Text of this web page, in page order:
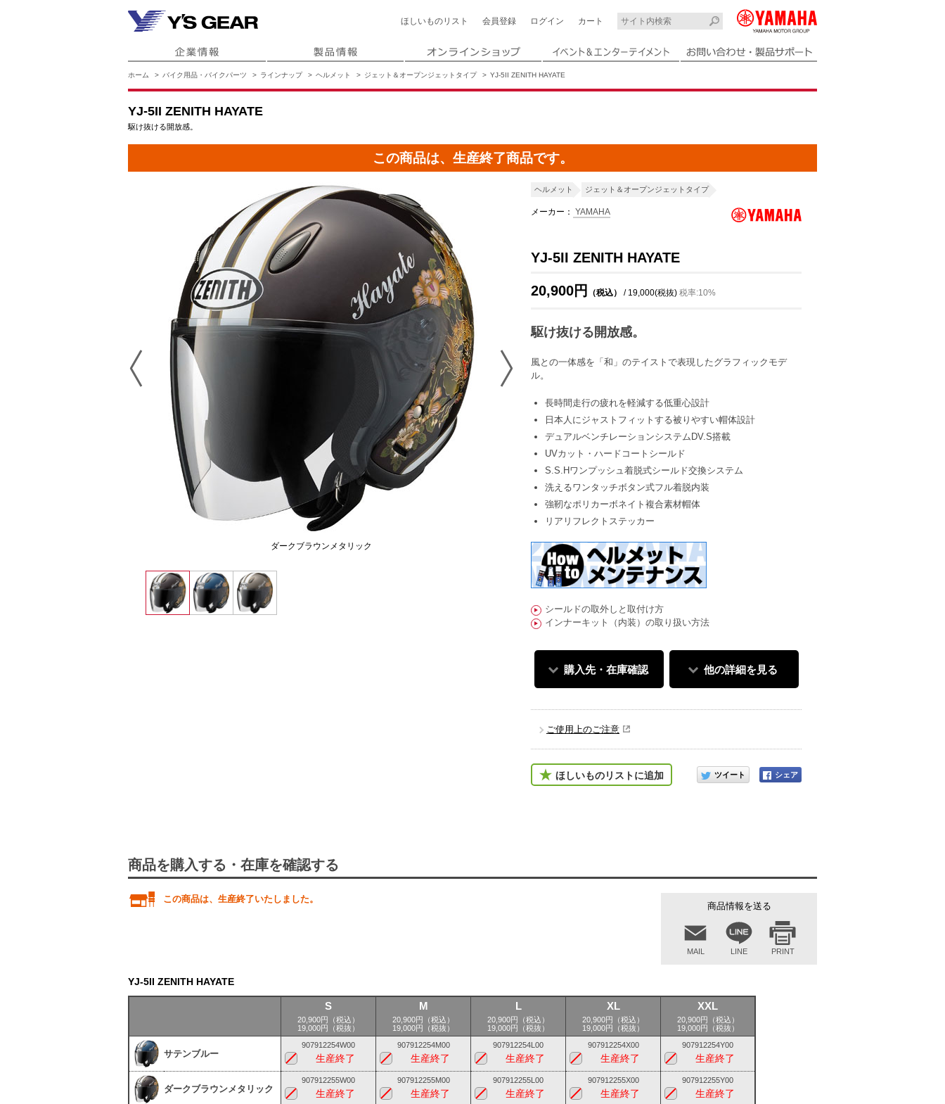
ほしいもの リスト 会員登録 ログイン カート
ホーム バイク用品・バイクパーツ ラインナップ ヘルメット ジェット＆オープンジェットタイプ YJ-5II ZENITH HAYATE
YJ-5II ZENITH HAYATE
駆け抜ける開放感。
この商品は、生産終了商品です。
ヘルメット ジェット＆オープンジェットタイプ
メーカー： YAMAHA
YJ-5II ZENITH HAYATE
20,900円 （税込） / 19,000(税抜) 税率:10%
駆け抜ける開放感。
風との一体感を「和」のテイストで表現したグラフィックモデ
ル。
長時間走行の疲れを軽減する低重心設計
日本人にジャストフィットする被りやすい帽体設計
デュアルベンチレーションシステムDV.S搭載
UVカット・ハードコートシールド
S.S.Hワンプッシュ着脱式シールド交換システム
洗えるワンタッチボタン式フル着脱内装
強靭なポリカーボネイト複合素材帽体
リアリフレクトステッカー
シールドの取外しと取付け方
インナーキット（内装）の取り扱い方法
購入先・在庫確認 他の詳細を見る
ご使用上のご注意
ほしいものリストに追加
このアイテムをシェアする
ダークブラウンメタリック
商品を購入する・在庫を確認する
商品情報を送る
MAIL LINE PRINT
この商品は、生産終了いたしました。
YJ-5II ZENITH HAYATE
S
20,900円（税込）
19,000円（税抜）
M
20,900円（税込）
19,000円（税抜）
L
20,900円（税込）
19,000円（税抜）
XL
20,900円（税込）
19,000円（税抜）
XXL
20,900円（税込）
19,000円（税抜）
サテンブルー
907912254W00
生産終了
907912254M00
生産終了
907912254L00
生産終了
907912254X00
生産終了
907912254Y00
生産終了
ダークブラウンメタリック
907912255W00
生産終了
907912255M00
生産終了
907912255L00
生産終了
907912255X00
生産終了
907912255Y00
生産終了